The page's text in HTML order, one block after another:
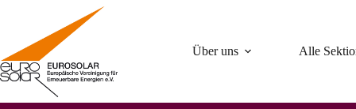
Über uns
Alle